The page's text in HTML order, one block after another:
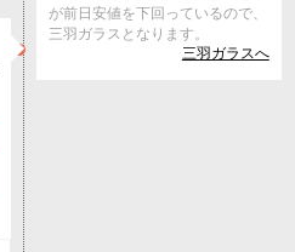
が前日安値を下回っているので、
三羽ガラスとなります。
三羽ガラスへ